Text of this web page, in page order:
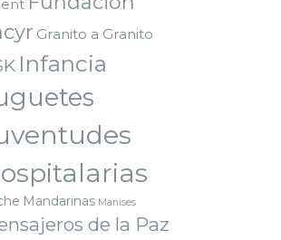
Granito a Granito
Infancia
Mandarinas Manises
de la Paz